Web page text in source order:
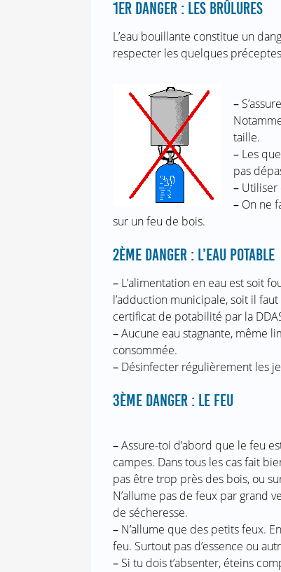
1ER DANGER : LES BRÛLURES
L’eau bouillante constitue un
respecter les quelques
–
taille.
–Les
pas
–Utiliser
–On ne
sur un feu de bois.
2ÈME DANGER : L’EAU POTABLE
–L’alimentation en eau est soit
l’adduction municipale, soit il
certificat de potabilité par la
–Aucune eau stagnante, même
consommée.
–Désinfecter régulièrement les
3ÈME DANGER : LE FEU
–Assure-toi d’abord que le feu
campes. Dans tous les cas fait
pas être trop près des bois, ou
N’allume pas de feux par grand
de sécheresse.
–N’allume que des petits feux.
feu. Surtout pas d’essence ou
–Si tu dois t’absenter, éteins